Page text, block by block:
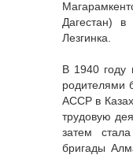
Дагестан) в
Лезгинка.
В 1940 году
родителями
АССР в
трудовую
затем стала
бригады